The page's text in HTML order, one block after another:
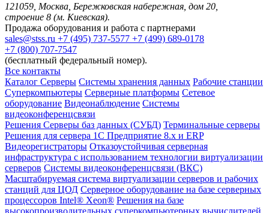
121059, Москва, Бережковская набережная, дом 20,
строение 8 (м. Киевская).
Продажа оборудования и работа с партнерами
sales@stss.ru +7 (495) 737-5577 +7 (499) 689-0178
+7 (800) 707-7547
(бесплатный федеральный номер).
Все контакты
Каталог Серверы Системы хранения данных Рабочие станции
Суперкомпьютеры Серверные платформы Сетевое
оборудование Видеонаблюдение Системы
видеоконференцсвязи
Решения Серверы баз данных (СУБД) Терминальные серверы
Решения для сервера 1С Предприятие 8.x и ERP
Видеорегистраторы Отказоустойчивая серверная
инфраструктура с использованием технологии виртуализации
серверов Системы видеоконференцсвязи (ВКС)
Масштабируемая система виртуализации серверов и рабочих
станций для ЦОД Серверное оборудование на базе серверных
процессоров Intel® Xeon® Решения на базе
высокопроизводительных суперкомпьютерных вычислителей